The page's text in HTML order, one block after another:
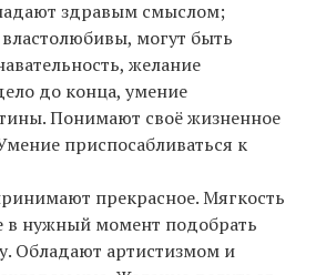
здравым смыслом;
могут быть
желание
до конца, умение
Понимают своё жизненное
приспосабливаться к
прекрасное. Мягкость
в нужный момент подобрать
Обладают артистизмом и